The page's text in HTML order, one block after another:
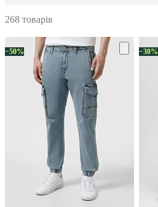
268 товарів
−50% −30%